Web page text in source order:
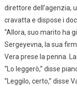
direttore dell’agenzia,
cravatta e dispose i
“Allora, suo marito ha
Sergeyevna, la sua
Vera prese la penna.
“Lo leggerò,” disse
“Leggilo, certo,” disse